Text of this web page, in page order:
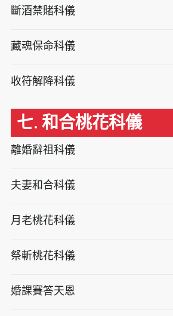
斷酒禁賭科儀
藏魂保命科儀
收符解降科儀
七. 和合桃花科儀
離婚辭祖科儀
夫妻和合科儀
月老桃花科儀
祭斬桃花科儀
婚課賽答天恩